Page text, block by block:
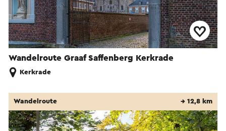
Wandelroute Graaf Saffenberg Kerkrade
Kerkrade
Wandelroute → 12,8 km